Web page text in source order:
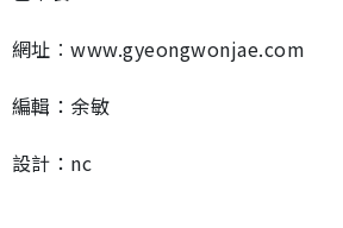
網址︰www.gyeongwonjae.com
編輯：余敏
設計：nc